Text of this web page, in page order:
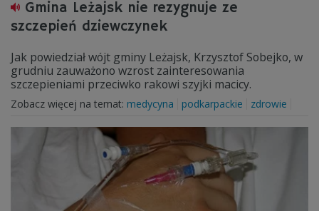
Gmina Leżajsk nie rezygnuje ze
szczepień dziewczynek
Jak powiedział wójt gminy Leżajsk, Krzysztof Sobejko, w
grudniu zauważono wzrost zainteresowania
szczepieniami przeciwko rakowi szyjki macicy.
Zobacz więcej na temat: medycyna podkarpackie zdrowie